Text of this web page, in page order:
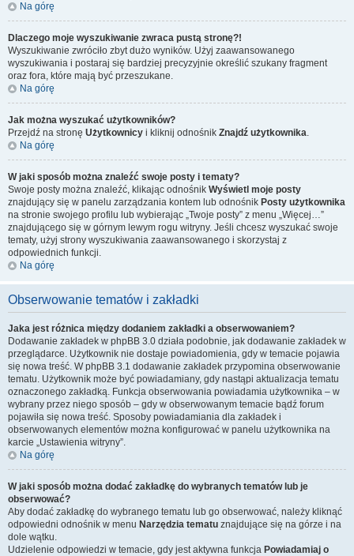
Na górę
Dlaczego moje wyszukiwanie zwraca pustą stronę?!
Wyszukiwanie zwróciło zbyt dużo wyników. Użyj zaawansowanego
wyszukiwania i postaraj się bardziej precyzyjnie określić szukany fragment
oraz fora, które mają być przeszukane.
Na górę
Jak można wyszukać użytkowników?
Przejdź na stronę Użytkownicy i kliknij odnośnik Znajdź użytkownika.
Na górę
W jaki sposób można znaleźć swoje posty i tematy?
Swoje posty można znaleźć, klikając odnośnik Wyświetl moje posty
znajdujący się w panelu zarządzania kontem lub odnośnik Posty użytkownika
na stronie swojego profilu lub wybierając „Twoje posty” z menu „Więcej…”
znajdującego się w górnym lewym rogu witryny. Jeśli chcesz wyszukać swoje
tematy, użyj strony wyszukiwania zaawansowanego i skorzystaj z
odpowiednich funkcji.
Na górę
Obserwowanie tematów i zakładki
Jaka jest różnica między dodaniem zakładki a obserwowaniem?
Dodawanie zakładek w phpBB 3.0 działa podobnie, jak dodawanie zakładek w
przeglądarce. Użytkownik nie dostaje powiadomienia, gdy w temacie pojawia
się nowa treść. W phpBB 3.1 dodawanie zakładek przypomina obserwowanie
tematu. Użytkownik może być powiadamiany, gdy nastąpi aktualizacja tematu
oznaczonego zakładką. Funkcja obserwowania powiadamia użytkownika – w
wybrany przez niego sposób – gdy w obserwowanym temacie bądź forum
pojawiła się nowa treść. Sposoby powiadamiania dla zakładek i
obserwowanych elementów można konfigurować w panelu użytkownika na
karcie „Ustawienia witryny”.
Na górę
W jaki sposób można dodać zakładkę do wybranych tematów lub je
obserwować?
Aby dodać zakładkę do wybranego tematu lub go obserwować, należy kliknąć
odpowiedni odnośnik w menu Narzędzia tematu znajdujące się na górze i na
dole wątku.
Udzielenie odpowiedzi w temacie, gdy jest aktywna funkcja Powiadamiaj o